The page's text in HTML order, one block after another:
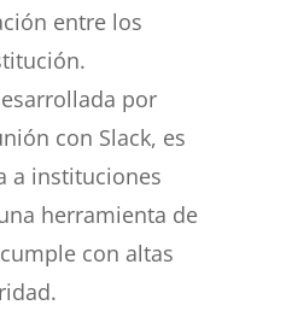
entre los
por
con Slack, es
a instituciones
herramienta de
con altas